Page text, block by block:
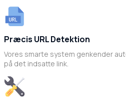
Præcis URL Detektion
Vores smarte system genkender
på det indsatte link.